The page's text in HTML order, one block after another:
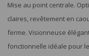
Mise au point centrale.
claires, revêtement en
ferme. Visionneuse
fonctionnelle idéale pour